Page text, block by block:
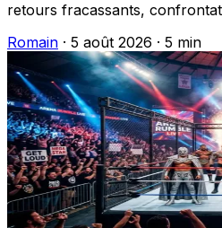
retours fracassants,
Romain · 5 août 2026 · 5 min